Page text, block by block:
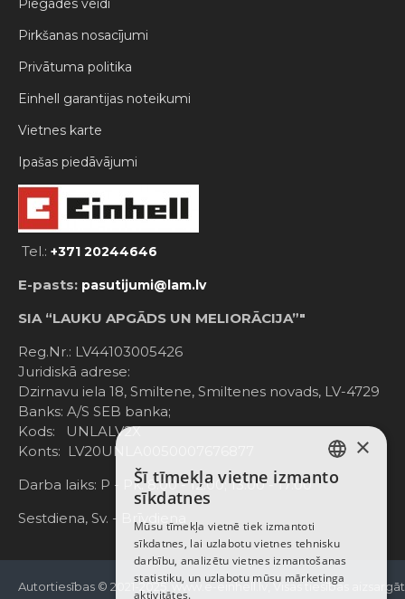
Piegādes veidi
Pirkšanas nosacījumi
Privātuma politika
Einhell garantijas noteikumi
Vietnes karte
Ipašas piedāvājumi
Tel.: +371 20244646
E-pasts: pasutijumi@lam.lv
SIA “LAUKU APGĀDS UN MELIORĀCIJA”"
Reg.Nr.: LV44103005426
Juridiskā adrese:
Dzirnavu iela 18, Smiltene, Smiltenes novads, LV-4729
Banks: A/S SEB banka;
Kods: UNLALV2X
Konts: LV20UNLA0050007676877
Darba laiks: P - Pk. 8:00 - 12:00; 13:00 - 17:00
Sestdiena, Sv. - Brīvdiena
Autortiesības © 2021-2025, www.e-einhell.lv, Visas tiesības
LATVIAN
ENGLISH
×
Šī tīmekļa vietne izmanto
sīkdatnes
Mūsu tīmekļa vietnē tiek izmantoti
sīkdatnes, lai uzlabotu vietnes tehnisku
darbību, analizētu vietnes izmantošanas
statistiku, un uzlabotu mūsu mārketinga
aktivitātes.